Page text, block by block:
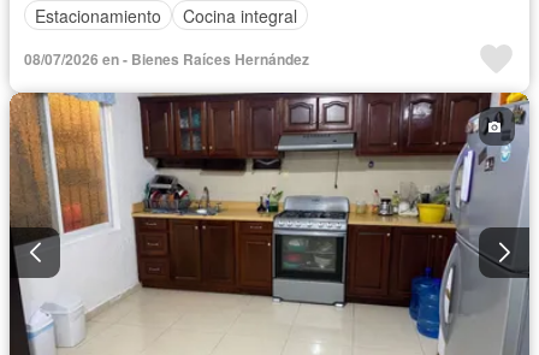
Estacionamiento
Cocina integral
08/07/2026 en - Bienes Raíces Hernández